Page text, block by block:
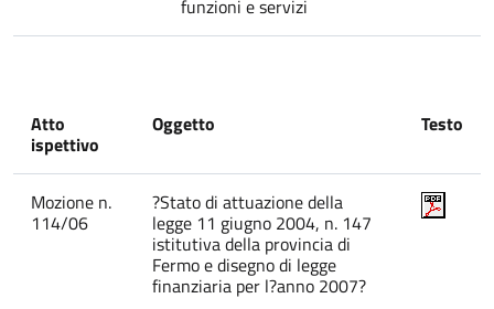
funzioni e servizi
Atto
ispettivo
Oggetto Testo
Mozione n.
114/06
?Stato di attuazione della
legge 11 giugno 2004, n. 147
istitutiva della provincia di
Fermo e disegno di legge
finanziaria per l?anno 2007?